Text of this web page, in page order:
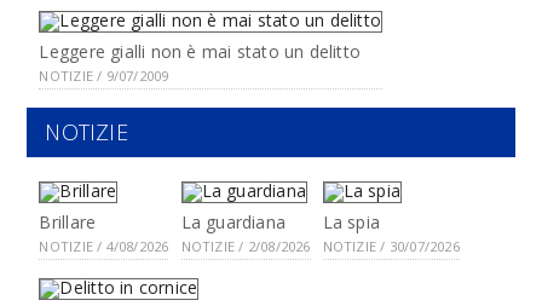
Leggere gialli non è mai stato un delitto
NOTIZIE / 9/07/2009
NOTIZIE
Brillare
NOTIZIE / 4/08/2026
La guardiana
NOTIZIE / 2/08/2026
La spia
NOTIZIE / 30/07/2026